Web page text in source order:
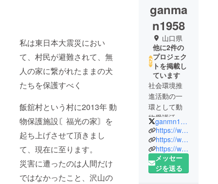
私は東日本大震災におい
て、村民が避難されて、無
人の家に繋がれたままの犬
たちを保護すべく
飯舘村という村に2013年 動
物保護施設〘福光の家〙を
起ち上げさせて頂きまし
て、現在に至ります。
災害に遭ったのは人間だけ
ではなかったこと、沢山の
ganma
n1958
山口県
他に2件の
プロジェク
トを掲載し
ています
社会環境推
進活動の一
環として動
物愛護活動
をさせて頂
いておりま
す。
SNSで、ハ
ンドルネー
ganmn1958
https://www.facebook.com/hukkounoie/?ref=aymt_homepage_panel
https://www.facebook.com/ganmann.hirayama
https://www.facebook.com/2000%E3%81%AE%E9%87%8E%E7%8A%AC%E3%81%9F%E3%81%A1%E3%82%92%E6%95%91%E3%81%88%E3%83%97%E3%83%AD%E3%82%B8%E3%82%A7%E3%82%AF%E3%83%88-1691833897813294/
メッセー
ジを送る